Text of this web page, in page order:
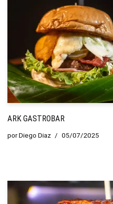
ARK GASTROBAR
porDiego Diaz 05/07/2025